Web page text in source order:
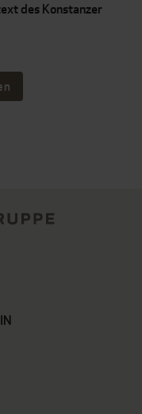
des Konstanzer